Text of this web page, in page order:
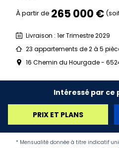
À partir de 265 000 €
Livraison : 1er Trimestre 2029
23 appartements de 2 à 5
16 Chemin du Hourgade - 65240
Intéressé par ce
PRIX ET PLANS
* Mensualité donnée à titre indicatif